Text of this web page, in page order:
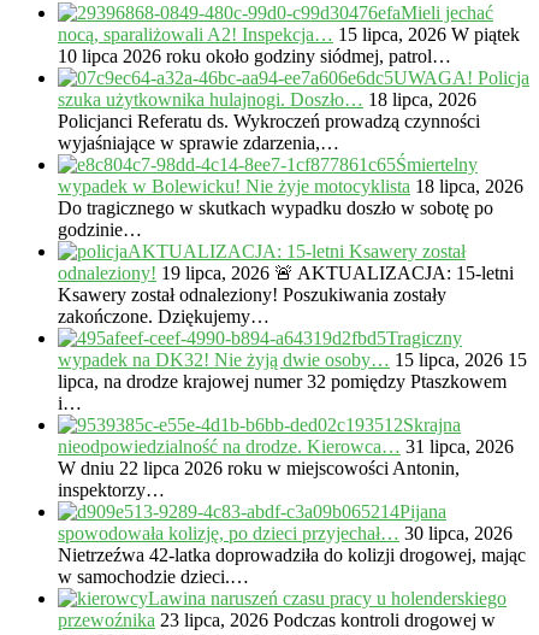
Mieli jechać
nocą, sparaliżowali A2! Inspekcja… 15 lipca, 2026 W piątek
10 lipca 2026 roku około godziny siódmej, patrol…
UWAGA! Policja
szuka użytkownika hulajnogi. Doszło… 18 lipca, 2026
Policjanci Referatu ds. Wykroczeń prowadzą czynności
wyjaśniające w sprawie zdarzenia,…
Śmiertelny
wypadek w Bolewicku! Nie żyje motocyklista 18 lipca, 2026
Do tragicznego w skutkach wypadku doszło w sobotę po
godzinie…
AKTUALIZACJA: 15-letni Ksawery został
odnaleziony! 19 lipca, 2026 🚨 AKTUALIZACJA: 15-letni
Ksawery został odnaleziony! Poszukiwania zostały
zakończone. Dziękujemy…
Tragiczny
wypadek na DK32! Nie żyją dwie osoby… 15 lipca, 2026 15
lipca, na drodze krajowej numer 32 pomiędzy Ptaszkowem
i…
Skrajna
nieodpowiedzialność na drodze. Kierowca… 31 lipca, 2026
W dniu 22 lipca 2026 roku w miejscowości Antonin,
inspektorzy…
Pijana
spowodowała kolizję, po dzieci przyjechał… 30 lipca, 2026
Nietrzeźwa 42-latka doprowadziła do kolizji drogowej, mając
w samochodzie dzieci.…
Lawina naruszeń czasu pracy u holenderskiego
przewoźnika 23 lipca, 2026 Podczas kontroli drogowej w